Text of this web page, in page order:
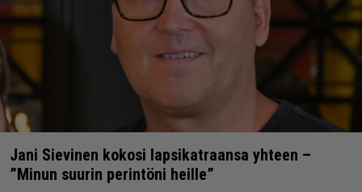
Jani Sievinen kokosi lapsikatraansa yhteen –
”Minun suurin perintöni heille”